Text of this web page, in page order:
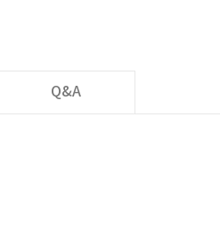
Q&A